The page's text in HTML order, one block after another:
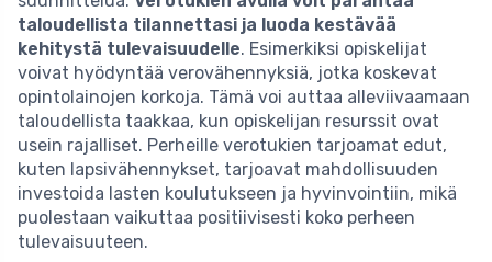
taloudellista tilannettasi ja luoda kestävää
kehitystä tulevaisuudelle. Esimerkiksi opiskelijat
voivat hyödyntää verovähennyksiä, jotka koskevat
opintolainojen korkoja. Tämä voi auttaa alleviivaamaan
taloudellista taakkaa, kun opiskelijan resurssit ovat
usein rajalliset. Perheille verotukien tarjoamat edut,
kuten lapsivähennykset, tarjoavat mahdollisuuden
investoida lasten koulutukseen ja hyvinvointiin, mikä
puolestaan vaikuttaa positiivisesti koko perheen
tulevaisuuteen.